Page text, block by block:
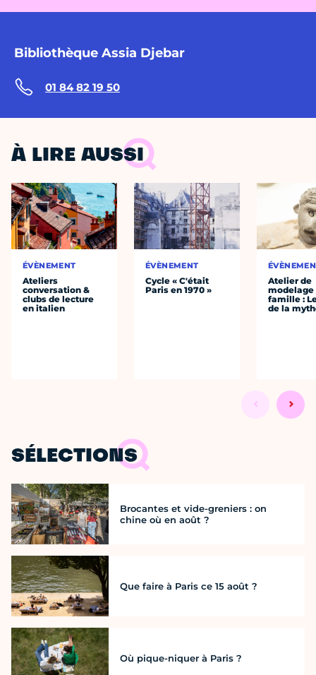
Bibliothèque Assia Djebar
01 84 82 19 50
À LIRE AUSSI
ÉVÈNEMENT
Ateliers
conversation &
clubs de lecture
en italien
ÉVÈNEMENT
Cycle « C'était
Paris en 1970 »
Atelier de
modelage
famille :
de la
SÉLECTIONS
Brocantes et vide-greniers : on
chine où en août ?
Que faire à Paris ce 15 août ?
Où pique-niquer à Paris ?